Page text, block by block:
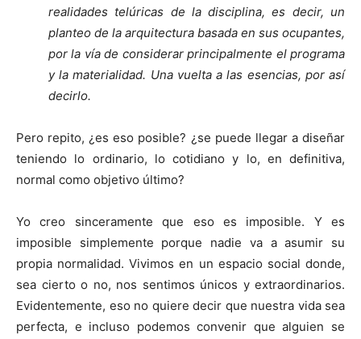
realidades telúricas de la disciplina, es decir, un
planteo de la arquitectura basada en sus ocupantes,
por la vía de considerar principalmente el programa
y la materialidad. Una vuelta a las esencias, por así
decirlo.
Pero repito, ¿es eso posible? ¿se puede llegar a diseñar
teniendo lo ordinario, lo cotidiano y lo, en definitiva,
normal como objetivo último?
Yo creo sinceramente que eso es imposible. Y es
imposible simplemente porque nadie va a asumir su
propia normalidad. Vivimos en un espacio social donde,
sea cierto o no, nos sentimos únicos y extraordinarios.
Evidentemente, eso no quiere decir que nuestra vida sea
perfecta, e incluso podemos convenir que alguien se